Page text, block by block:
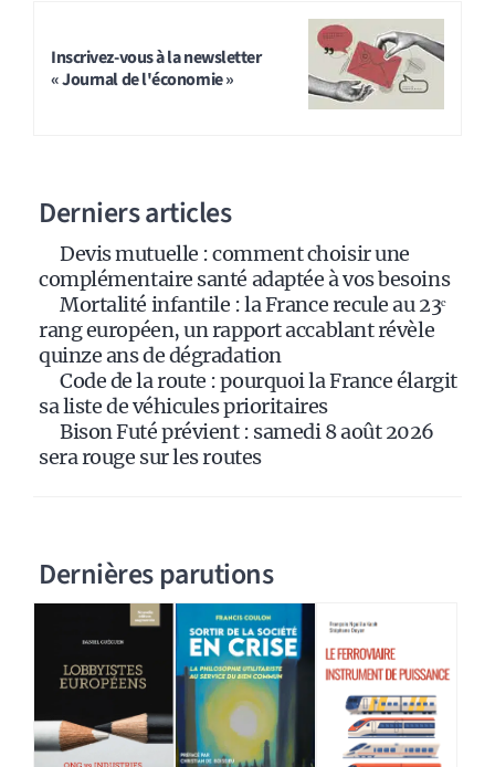
Inscrivez-vous à la newsletter
« Journal de l'économie »
Derniers articles
Devis mutuelle : comment choisir une
complémentaire santé adaptée à vos besoins
Mortalité infantile : la France recule au 23ᵉ
rang européen, un rapport accablant révèle
quinze ans de dégradation
Code de la route : pourquoi la France élargit
sa liste de véhicules prioritaires
Bison Futé prévient : samedi 8 août 2026
sera rouge sur les routes
Dernières parutions